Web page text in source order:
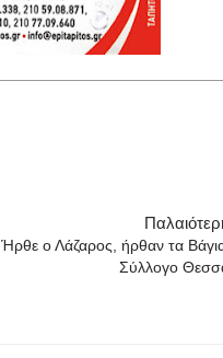
Ήρθε ο Λάζαρος, ήρθαν τα
Σύλλογο